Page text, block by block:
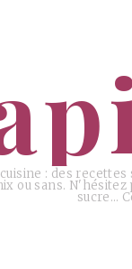
: des recettes
ou sans. N'hésitez
sucre…